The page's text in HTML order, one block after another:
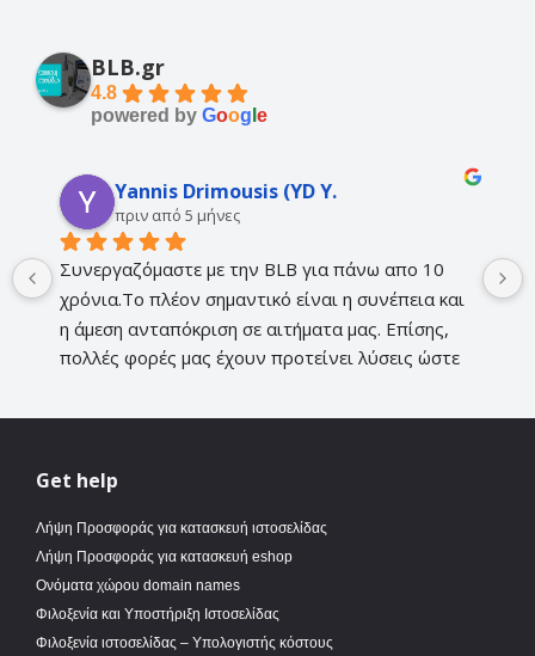
BLB.gr
4.8
powered by Goog e
Yannis Drimousis (YD Y.
πριν από 5 μήνες
Συνεργαζόμαστε με την BLB για πάνω απο 10
χρόνια.Το πλέον σημαντικό είναι η συνέπεια και
η άμεση ανταπόκριση σε αιτήματα μας. Επίσης,
πολλές φορές μας έχουν προτείνει λύσεις ώστε
έχουν προχωρήσει σε βελτιώσεις όπως αλλαγή
επιχείρηση μας.Είναι πάντα δίπλα μας και το
Get help
Λήψη Προσφοράς για κατασκευή ιστοσελίδας
Λήψη Προσφοράς για κατασκευή eshop
Ονόματα χώρου domain names
Φιλοξενία και Υποστήριξη Ιστοσελίδας
Φιλοξενία ιστοσελίδας – Υπολογιστής κόστους